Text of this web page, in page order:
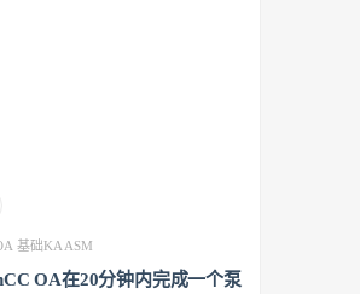
基础KAASM
OA在20分钟内完成一个泵